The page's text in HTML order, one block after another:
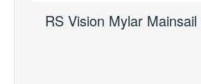
RS Vision Mylar